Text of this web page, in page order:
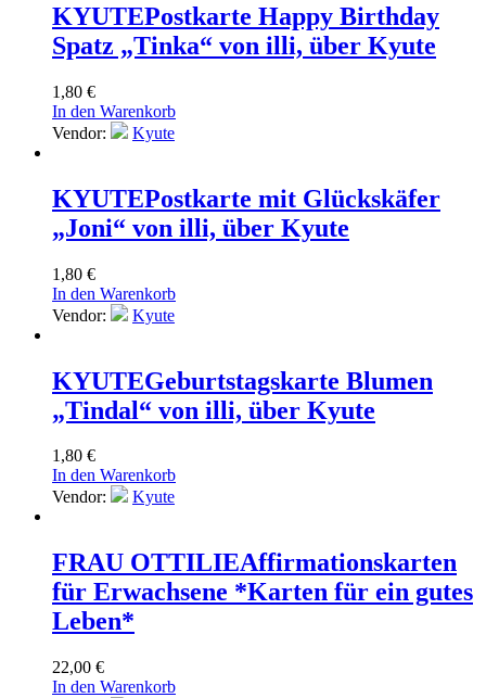
KYUTEPostkarte Happy Birthday
Spatz „Tinka“ von illi, über Kyute
1,80 €
In den Warenkorb
Vendor:
Kyute
KYUTEPostkarte mit Glückskäfer
„Joni“ von illi, über Kyute
1,80 €
In den Warenkorb
Vendor:
Kyute
KYUTEGeburtstagskarte Blumen
„Tindal“ von illi, über Kyute
1,80 €
In den Warenkorb
Vendor:
Kyute
FRAU OTTILIEAffirmationskarten
für Erwachsene *Karten für ein gutes
Leben*
22,00 €
In den Warenkorb